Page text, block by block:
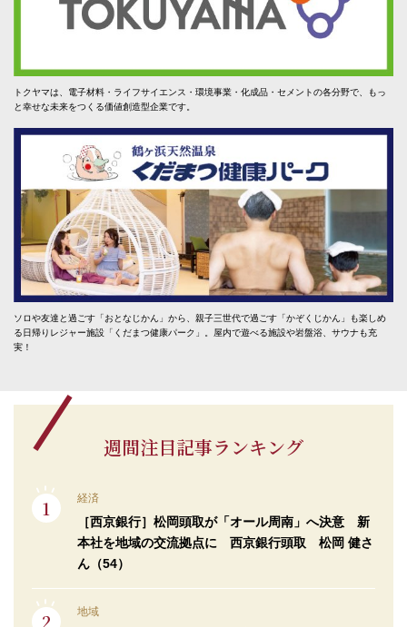
トクヤマは、電子材料・ライフサイエンス・環境事業・化成品・セメントの各分野で、もっ
と幸せな未来をつくる価値創造型企業です。
ソロや友達と過ごす「おとなじかん」から、親子三世代で過ごす「かぞくじかん」も楽しめ
る日帰りレジャー施設「くだまつ健康パーク」。屋内で遊べる施設や岩盤浴、サウナも充
実！
週間注目記事ランキング
経済
［西京銀行］松岡頭取が「オール周南」へ決意 新
本社を地域の交流拠点に 西京銀行頭取 松岡 健さ
ん（54）
地域